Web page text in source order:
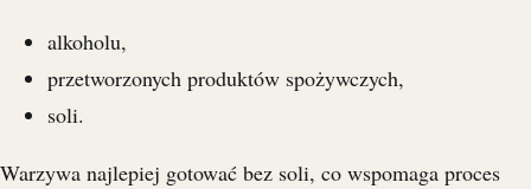
alkoholu,
przetworzonych produktów spożywczych,
soli.
Warzywa najlepiej gotować bez soli, co wspomaga proces